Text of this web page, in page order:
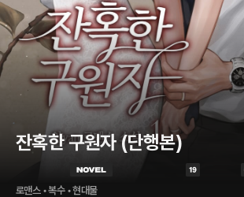
잔혹한 구원자 (단행본)
로맨스 • 복수 • 현대물